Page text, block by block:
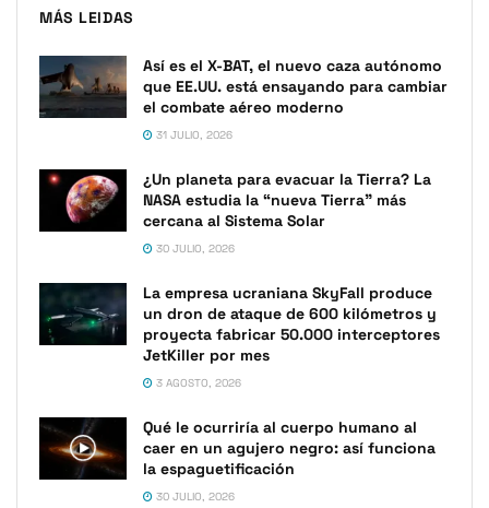
MÁS LEIDAS
Así es el X-BAT, el nuevo caza autónomo
que EE.UU. está ensayando para cambiar
el combate aéreo moderno
31 JULIO, 2026
¿Un planeta para evacuar la Tierra? La
NASA estudia la “nueva Tierra” más
cercana al Sistema Solar
30 JULIO, 2026
La empresa ucraniana SkyFall produce
un dron de ataque de 600 kilómetros y
proyecta fabricar 50.000 interceptores
JetKiller por mes
3 AGOSTO, 2026
Qué le ocurriría al cuerpo humano al
caer en un agujero negro: así funciona
la espaguetificación
30 JULIO, 2026